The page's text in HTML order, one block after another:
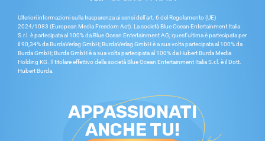
Ulteriori informazioni sulla trasparenza ai sensi dell’art. 6 del Regolamento (UE)
2024/1083 (European Media Freedom Act). La società Blue Ocean Entertainment Italia
S.r.l. è partecipata al 100% da Blue Ocean Entertainment AG; quest’ultima è partecipata per
il 90,34% da BurdaVerlag GmbH; BurdaVerlag GmbH è a sua volta partecipata al 100% da
Burda GmbH; Burda GmbH è a sua volta partecipata al 100% da Hubert Burda Media
Holding KG. Il titolare effettivo della società Blue Ocean Entertainment Italia S.r.l. è il Dott.
Hubert Burda.
APPASSIONATI
ANCHE TU!